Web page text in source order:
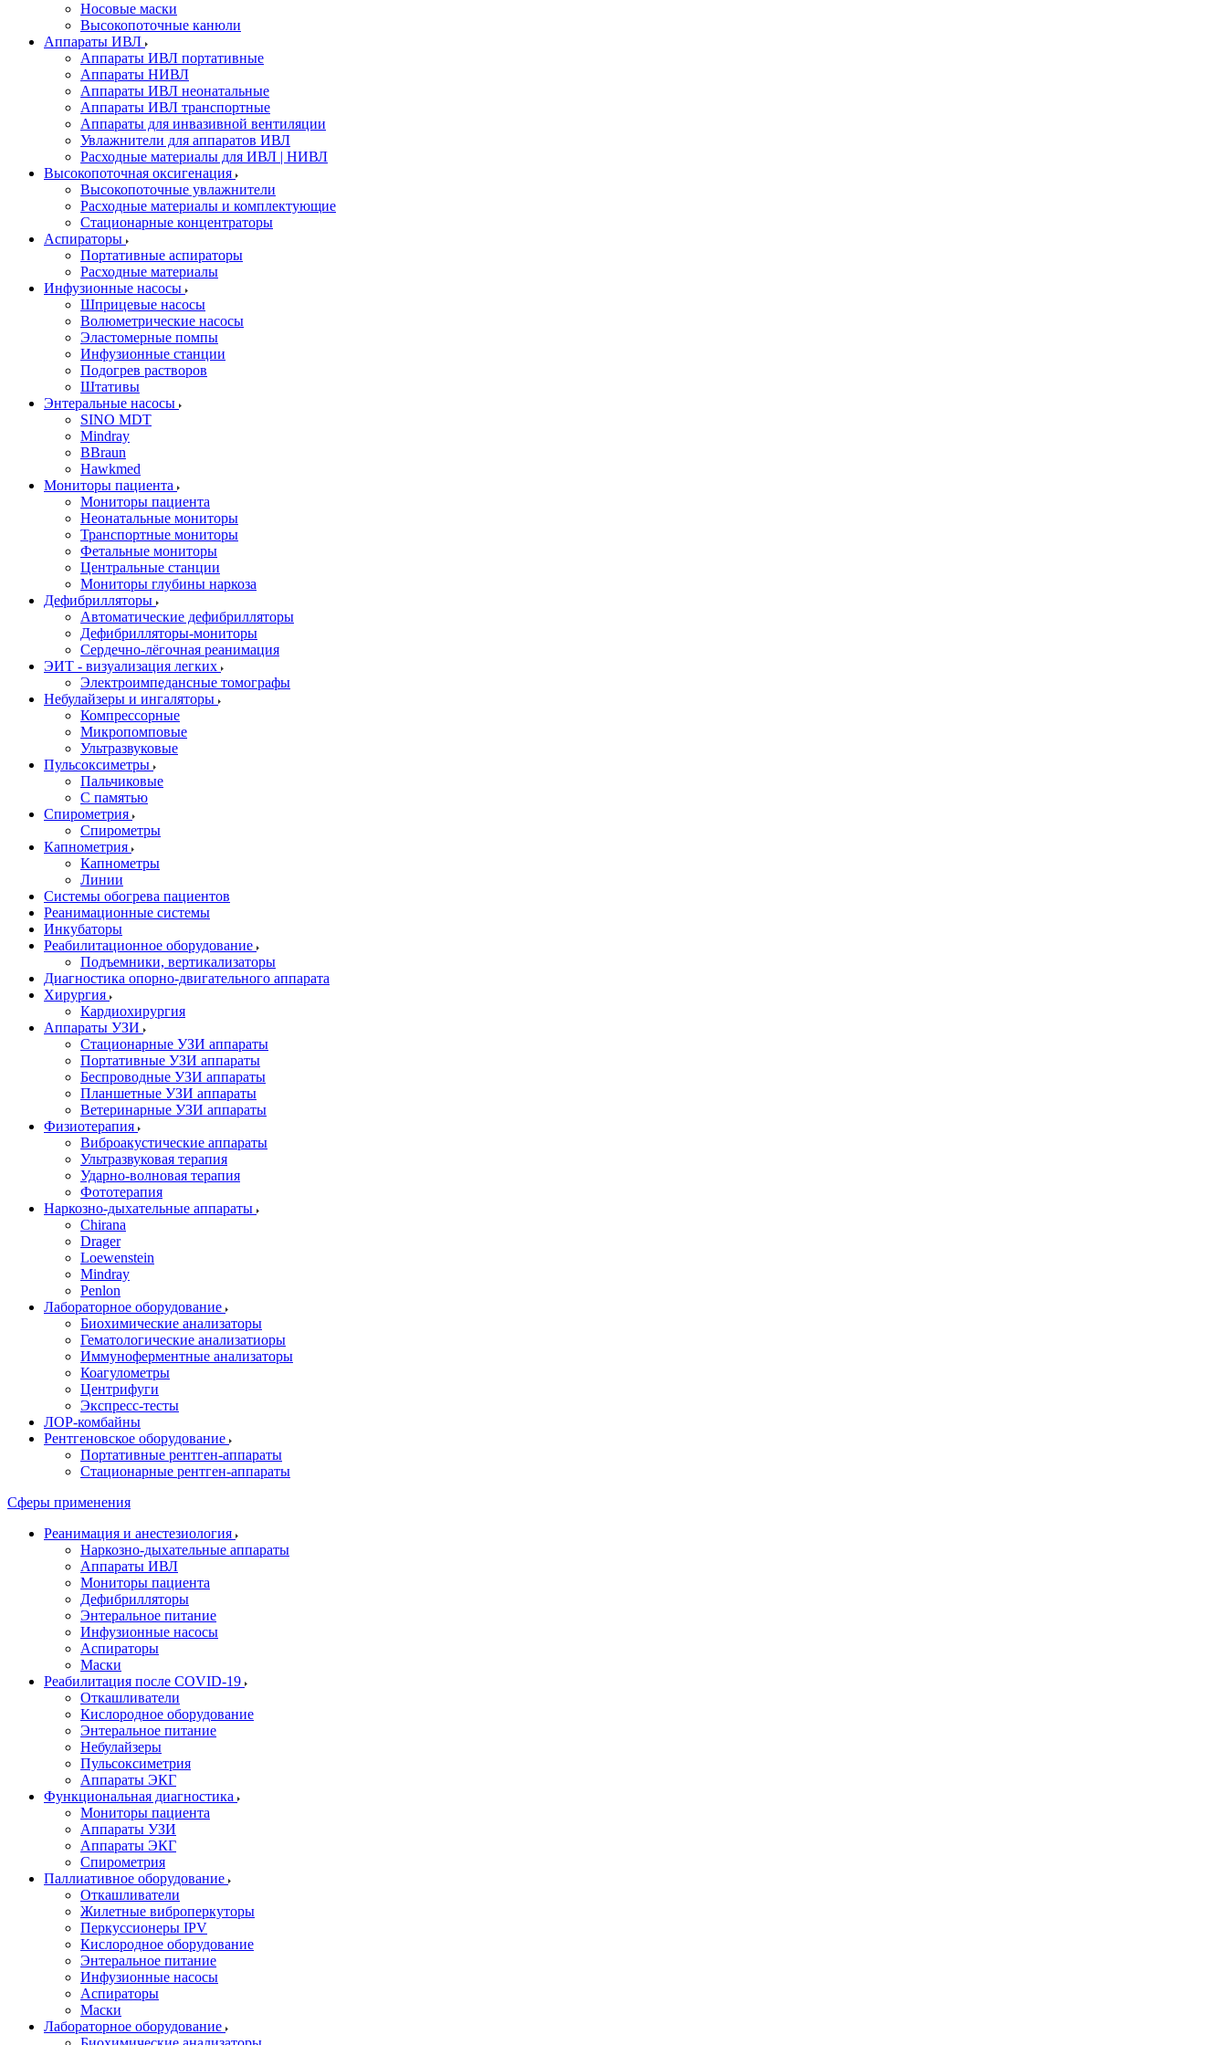
Носовые маски
Высокопоточные канюли
Аппараты ИВЛ
Аппараты ИВЛ портативные
Аппараты НИВЛ
Аппараты ИВЛ неонатальные
Аппараты ИВЛ транспортные
Аппараты для инвазивной вентиляции
Увлажнители для аппаратов ИВЛ
Расходные материалы для ИВЛ | НИВЛ
Высокопоточная оксигенация
Высокопоточные увлажнители
Расходные материалы и комплектующие
Стационарные концентраторы
Аспираторы
Портативные аспираторы
Расходные материалы
Инфузионные насосы
Шприцевые насосы
Волюметрические насосы
Эластомерные помпы
Инфузионные станции
Подогрев растворов
Штативы
Энтеральные насосы
SINO MDT
Mindray
BBraun
Hawkmed
Мониторы пациента
Мониторы пациента
Неонатальные мониторы
Транспортные мониторы
Фетальные мониторы
Центральные станции
Мониторы глубины наркоза
Дефибрилляторы
Автоматические дефибрилляторы
Дефибрилляторы-мониторы
Сердечно-лёгочная реанимация
ЭИТ - визуализация легких
Электроимпедансные томографы
Небулайзеры и ингаляторы
Компрессорные
Микропомповые
Ультразвуковые
Пульсоксиметры
Пальчиковые
С памятью
Спирометрия
Спирометры
Капнометрия
Капнометры
Линии
Системы обогрева пациентов
Реанимационные системы
Инкубаторы
Реабилитационное оборудование
Подъемники, вертикализаторы
Диагностика опорно-двигательного аппарата
Хирургия
Кардиохирургия
Аппараты УЗИ
Стационарные УЗИ аппараты
Портативные УЗИ аппараты
Беспроводные УЗИ аппараты
Планшетные УЗИ аппараты
Ветеринарные УЗИ аппараты
Физиотерапия
Виброакустические аппараты
Ультразвуковая терапия
Ударно-волновая терапия
Фототерапия
Наркозно-дыхательные аппараты
Chirana
Drager
Loewenstein
Mindray
Penlon
Лабораторное оборудование
Биохимические анализаторы
Гематологические анализатиоры
Иммуноферментные анализаторы
Коагулометры
Центрифуги
Экспресс-тесты
ЛОР-комбайны
Рентгеновское оборудование
Портативные рентген-аппараты
Стационарные рентген-аппараты
Сферы применения
Реанимация и анестезиология
Наркозно-дыхательные аппараты
Аппараты ИВЛ
Мониторы пациента
Дефибрилляторы
Энтеральное питание
Инфузионные насосы
Аспираторы
Маски
Реабилитация после COVID-19
Откашливатели
Кислородное оборудование
Энтеральное питание
Небулайзеры
Пульсоксиметрия
Аппараты ЭКГ
Функциональная диагностика
Мониторы пациента
Аппараты УЗИ
Аппараты ЭКГ
Спирометрия
Паллиативное оборудование
Откашливатели
Жилетные виброперкуторы
Перкуссионеры IPV
Кислородное оборудование
Энтеральное питание
Инфузионные насосы
Аспираторы
Маски
Лабораторное оборудование